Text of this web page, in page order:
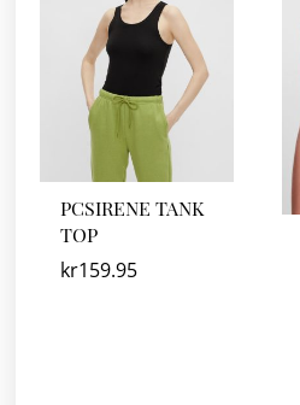
PCSIRENE TANK
TOP
kr159.95